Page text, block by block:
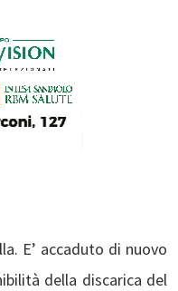
E’ accaduto di nuovo
della discarica del